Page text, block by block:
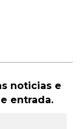
noticias e
entrada.